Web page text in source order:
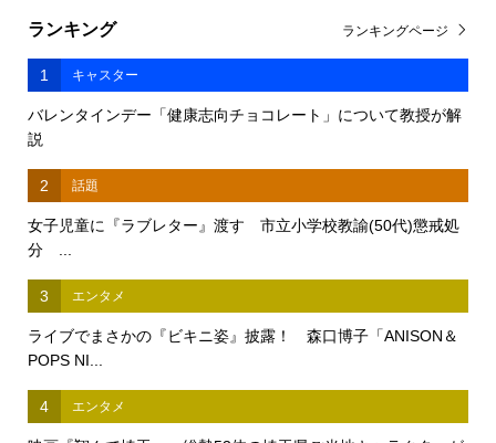
ランキング
1 キャスター
バレンタインデー「健康志向チョコレート」について教授が解
説
2 話題
女子児童に『ラブレター』渡す 市立小学校教諭(50代)懲戒処
分 ...
3 エンタメ
ライブでまさかの『ビキニ姿』披露！ 森口博子「ANISON＆
POPS NI...
4 エンタメ
ランキングページ